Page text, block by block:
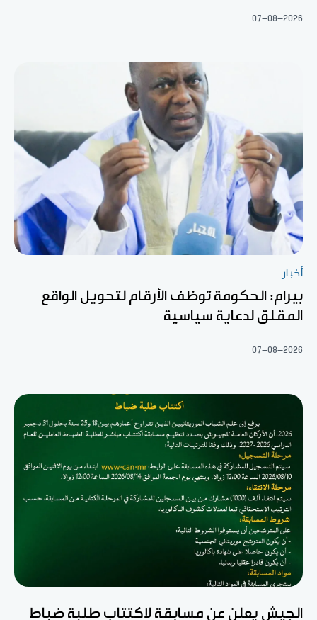
07-08-2026
أخبار
بيرام: الحكومة توظف الأرقام لتحويل الواقع
المقلق لدعاية سياسية
07-08-2026
الجيش يعلن عن مسابقة لاكتتاب طلبة ضباط